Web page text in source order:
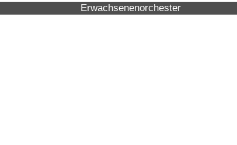
Erwachsenenorchester